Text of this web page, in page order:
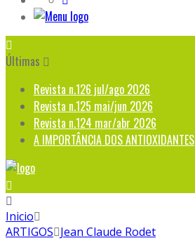
Últimas
Revista n.126 jul/ago 2026
Revista n.125 mai/jun 2026
Revista n.124 mar/abr 2026
A IMPORTÂNCIA DOS ANTIOXIDANTES
Inicio
ARTIGOS Jean Claude Rodet